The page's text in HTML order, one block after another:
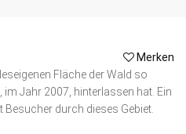
Merken
Fläche der Wald so
im Jahr 2007, hinterlassen hat. Ein
durch dieses Gebiet.